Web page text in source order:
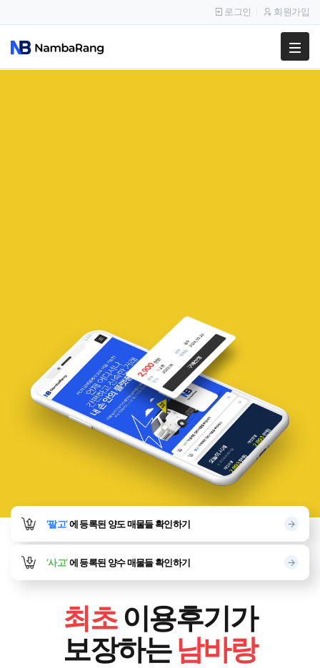
팔고
로그인 회원가입
‘팔고’에 등록된 양도 매물들 확인하기
‘사고’에 등록된 양수 매물들 확인하기
최초이용후기가
보장하는남바랑